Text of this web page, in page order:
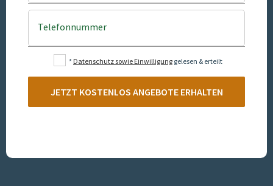
Telefonnummer
* Datenschutz sowie Einwilligung gelesen & erteilt
JETZT KOSTENLOS ANGEBOTE ERHALTEN